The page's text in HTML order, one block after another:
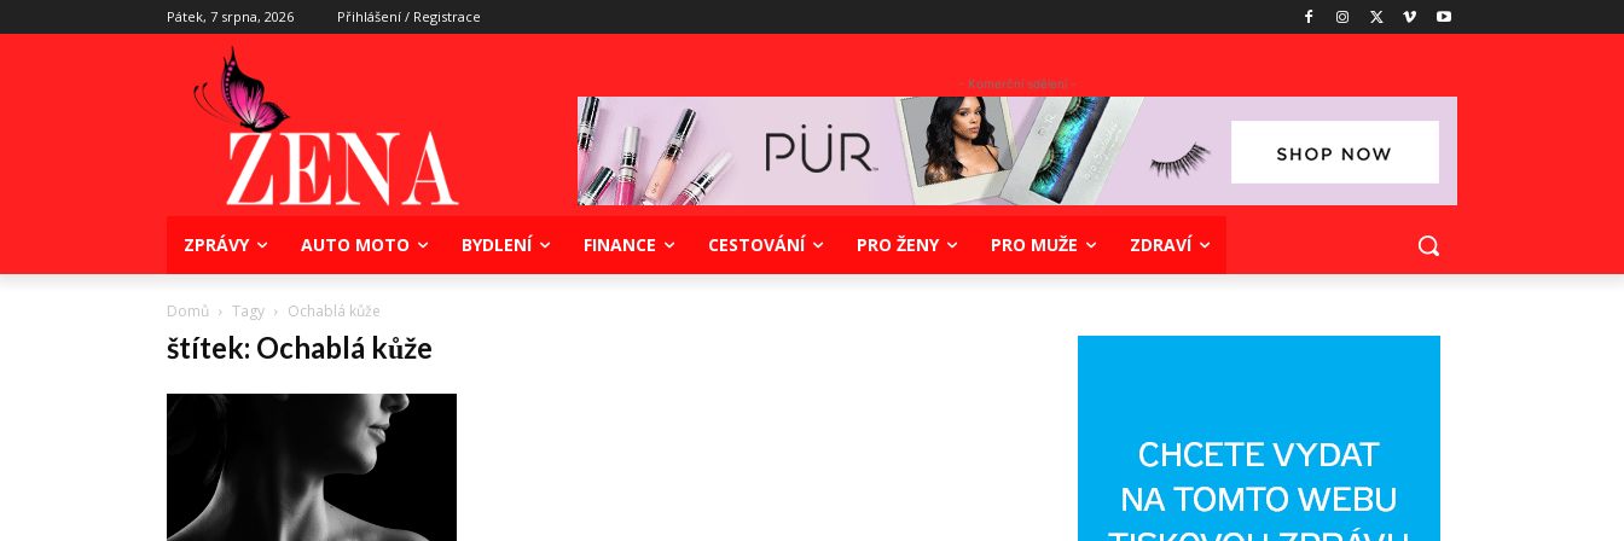
Pátek, 7 srpna, 2026 Přihlášení / Registrace
- Komerční sdělení -
ZPRÁVY AUTO MOTO BYDLENÍ FINANCE CESTOVÁNÍ PRO ŽENY PRO MUŽE ZDRAVÍ
Domů Tagy Ochablá kůže
štítek: Ochablá kůže